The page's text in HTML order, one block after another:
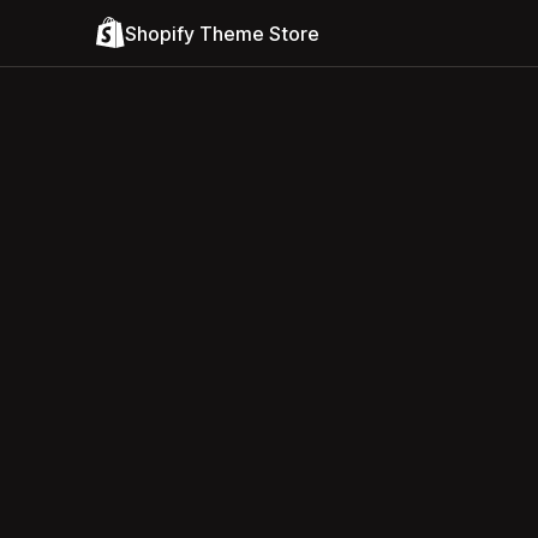
Shopify Theme Store